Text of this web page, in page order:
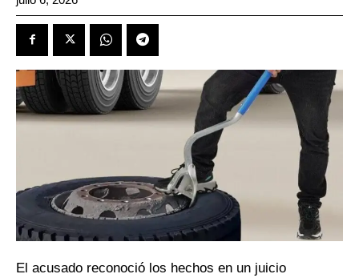
El acusado reconoció los hechos en un juicio